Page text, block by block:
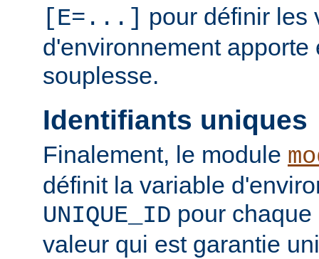
[E=...] pour définir les
d'environnement apporte
souplesse.
Identifiants uniques
Finalement, le module
définit la variable
UNIQUE_ID pour
valeur qui est garantie